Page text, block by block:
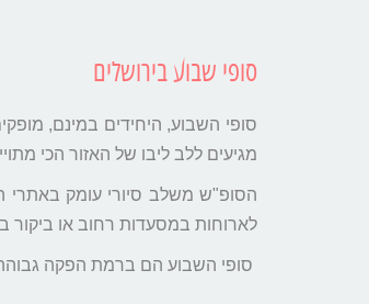
סופי שבוע בירושלים
סופי השבוע, היחידים במינם,
מגיעים ללב ליבו של האזור הכי
לארוחות במסעדות רחוב או ביקור
סופי השבוע הם ברמת הפקה